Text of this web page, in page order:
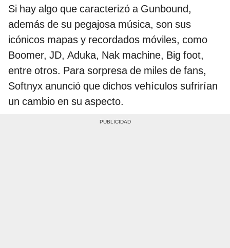
Si hay algo que caracterizó a Gunbound,
además de su pegajosa música, son sus
icónicos mapas y recordados móviles, como
Boomer, JD, Aduka, Nak machine, Big foot,
entre otros. Para sorpresa de miles de fans,
Softnyx anunció que dichos vehículos sufrirían
un cambio en su aspecto.